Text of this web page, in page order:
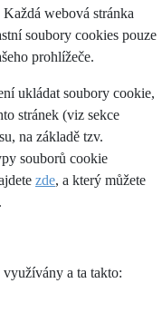
webová stránka
soubory cookies pouze
prohlížeče.
ukládat soubory cookie,
stránek (viz sekce
na základě tzv.
souborů cookie
zde, a který můžete
.
a ta takto: